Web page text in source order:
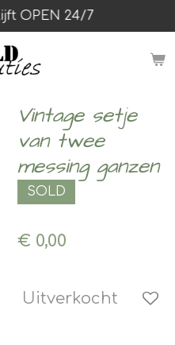
OPEN 24/7
Vintage setje
van twee
messing ganzen
SOLD
€ 0,00
Uitverkocht